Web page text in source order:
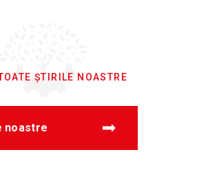
ȘTIRILE NOASTRE
noastre